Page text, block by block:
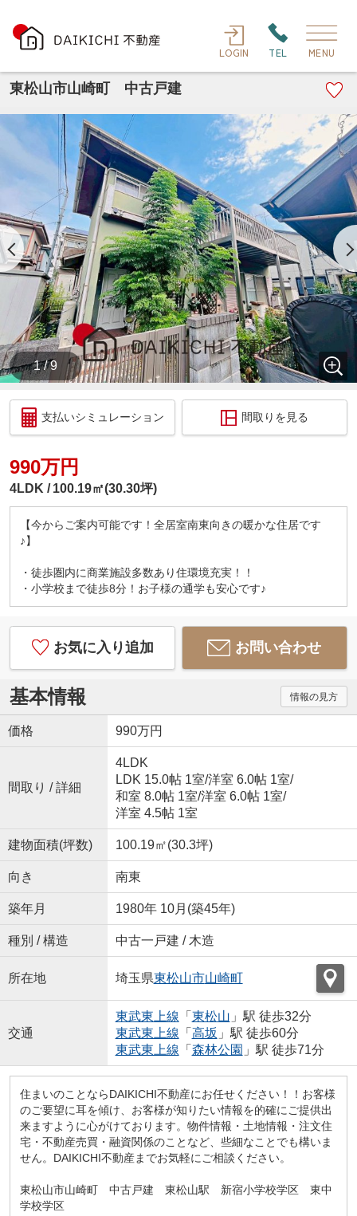
LOGIN TEL MENU
東松山市山崎町 中古戸建
1 / 9
支払いシミュレーション 間取りを見る
990万円
4LDK 100.19㎡(30.30坪)
【今からご案内可能です！全居室南東向きの暖かな住居です
♪】
・徒歩圏内に商業施設多数あり住環境充実！！
・小学校まで徒歩8分！お子様の通学も安心です♪
お気に入り追加 お問い合わせ
基本情報 情報の見方
価格 990万円
間取り / 詳細
4LDK
LDK 15.0帖 1室/洋室 6.0帖 1室/
和室 8.0帖 1室/洋室 6.0帖 1室/
洋室 4.5帖 1室
建物面積(坪数) 100.19㎡(30.3坪)
向き 南東
築年月 1980年 10月(築45年)
種別 / 構造 中古一戸建 / 木造
所在地 埼玉県東松山市山崎町
交通
東武東上線 「 東松山 」駅 徒歩32分
東武東上線 「 高坂 」駅 徒歩60分
東武東上線 「 森林公園 」駅 徒歩71分
住まいのことならDAIKICHI不動産にお任せください！！お客様
のご要望に耳を傾け、お客様が知りたい情報を的確にご提供出
来ますように心がけております。物件情報・土地情報・注文住
宅・不動産売買・融資関係のことなど、些細なことでも構いま
せん。DAIKICHI不動産までお気軽にご相談ください。
東松山市山崎町 中古戸建 東松山駅 新宿小学校学区 東中
学校学区